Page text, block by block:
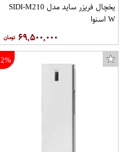
یخچال فریزر ساید مدل SIDI-M210
W اسنوا
۶۹,۵۰۰,۰۰۰
2%